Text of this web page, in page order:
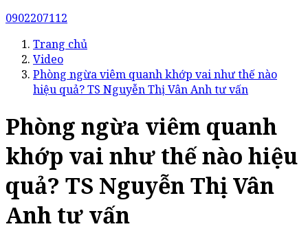
0902207112
Trang chủ
Video
Phòng ngừa viêm quanh khớp vai như thế nào
hiệu quả? TS Nguyễn Thị Vân Anh tư vấn
Phòng ngừa viêm quanh
khớp vai như thế nào hiệu
quả? TS Nguyễn Thị Vân
Anh tư vấn